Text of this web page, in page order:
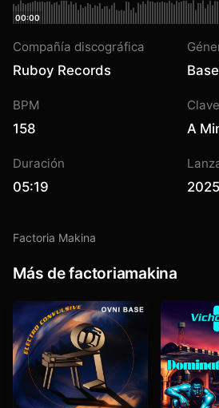
00:00
Compañía discográfica
Ruboy Records
BPM
158
Clave
A
Duración
05:19
Factoria Makina
Más de factoriamakina